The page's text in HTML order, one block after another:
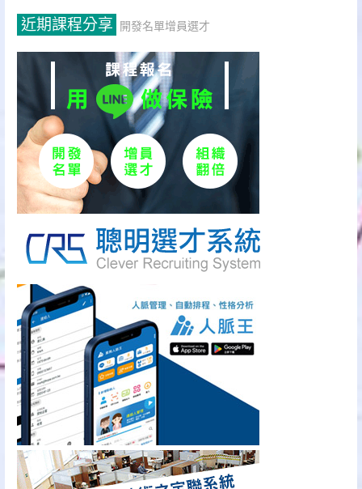
近期課程分享 開發名單增員選才